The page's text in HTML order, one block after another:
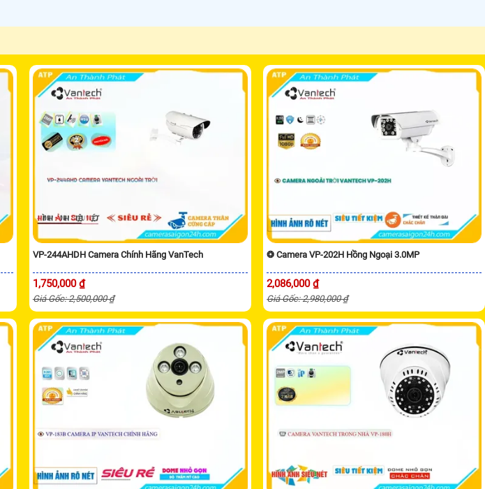
VP-244AHDH Camera Chính Hãng VanTech
1,750,000 ₫
Giá Gốc: 2,500,000 ₫
❂ Camera VP-202H Hồng Ngoại 3.0MP
2,086,000 ₫
Giá Gốc: 2,980,000 ₫